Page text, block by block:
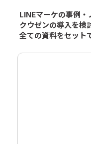
LINEマーケの事例
クウゼンの導入を検
全ての資料をセット